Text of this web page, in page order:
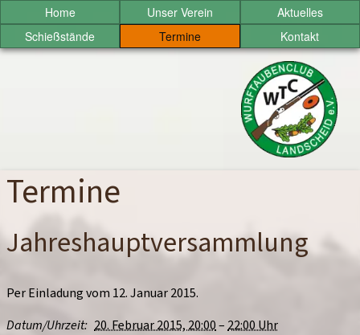
zum
Inhalt
Home Unser Verein
Aktuelles
Schießstände
Termine Kontakt
Wurftaubenclub
Landscheid
Termine
Jahreshauptversammlung
Per Einladung vom 12. Januar 2015.
Datum/Uhrzeit 20. Februar 2015, 20:00–22:00 Uhr